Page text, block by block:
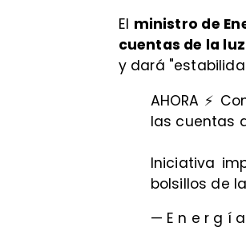
El ministro de
cuentas de la
y dará
AHORA ⚡️
las cuentas
Iniciativa
bolsillos de
— E n e r g í